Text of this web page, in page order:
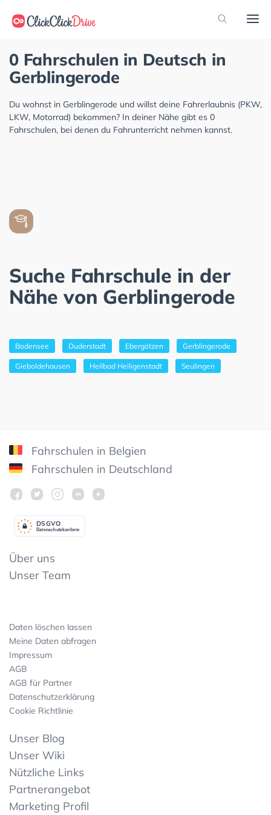
0 Fahrschulen in Deutsch in
Gerblingerode
Du wohnst in Gerblingerode und willst deine Fahrerlaubnis (PKW,
LKW, Motorrad) bekommen? In deiner Nähe gibt es 0
Fahrschulen, bei denen du Fahrunterricht nehmen kannst.
Suche Fahrschule in der
Nähe von Gerblingerode
Bodensee Duderstadt Ebergötzen Gerblingerode
Gieboldehausen Heilbad Heiligenstadt Seulingen
Fahrschulen in Belgien
Fahrschulen in Deutschland
Datenschutzkonform
DSGVO
Über uns
Unser Team
Daten löschen lassen
Meine Daten abfragen
Impressum
AGB
AGB für Partner
Datenschutzerklärung
Cookie Richtlinie
Unser Blog
Unser Wiki
Nützliche Links
Partnerangebot
Marketing Profil